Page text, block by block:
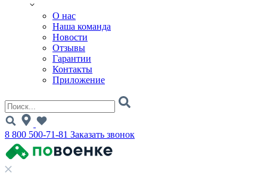
О нас
Наша команда
Новости
Отзывы
Гарантии
Контакты
Приложение
8 800 500-71-81 Заказать звонок